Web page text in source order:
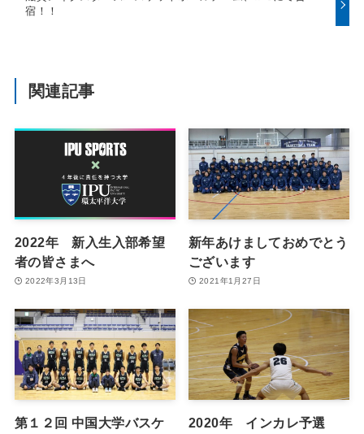
宿！！
関連記事
2022年 新入生入部希望
者の皆さまへ
2022年3月13日
新年あけましておめでとう
ございます
2021年1月27日
第１２回 中国大学バスケ
2020年 インカレ予選